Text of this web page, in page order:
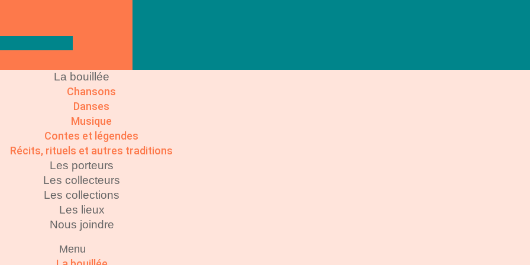
La bouillée
Chansons
Danses
Musique
Contes et légendes
Récits, rituels et autres traditions
Les porteurs
Les collecteurs
Les collections
Les lieux
Nous joindre
Menu